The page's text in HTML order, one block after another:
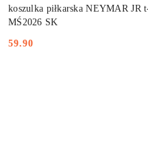
koszulka piłkarska NEYMAR
MŚ2026 SK
Cena:
59.90